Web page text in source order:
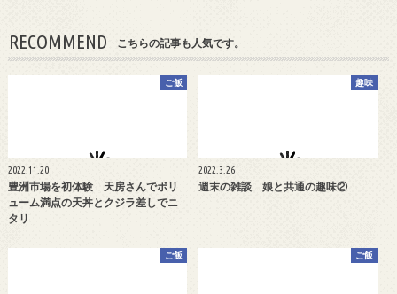
RECOMMEND こちらの記事も人気です。
ご飯
2022.11.20
豊洲市場を初体験 天房さんでボリ
ューム満点の天丼とクジラ差しでニ
タリ
趣味
2022.3.26
週末の雑談 娘と共通の趣味②
ご飯 ご飯